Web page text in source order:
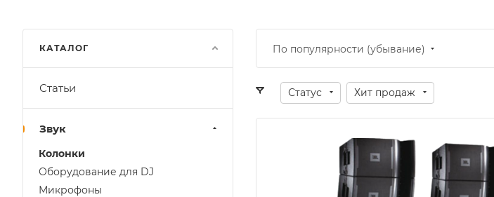
По популярности (убывание)
Статус Хит продаж
КАТАЛОГ
Статьи
Звук
Колонки
Оборудование для DJ
Микрофоны